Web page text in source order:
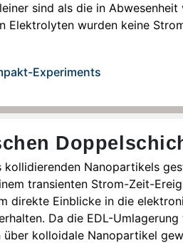
sind als die in Abwesenheit
Elektrolyten wurden keine
Nanopartikels
transienten Strom-Zeit-
direkte Einblicke in die
Da die EDL-
kolloidale Nanopartikel